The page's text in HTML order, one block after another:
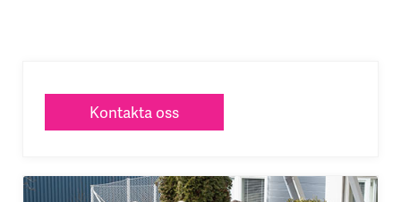
Kontakta oss